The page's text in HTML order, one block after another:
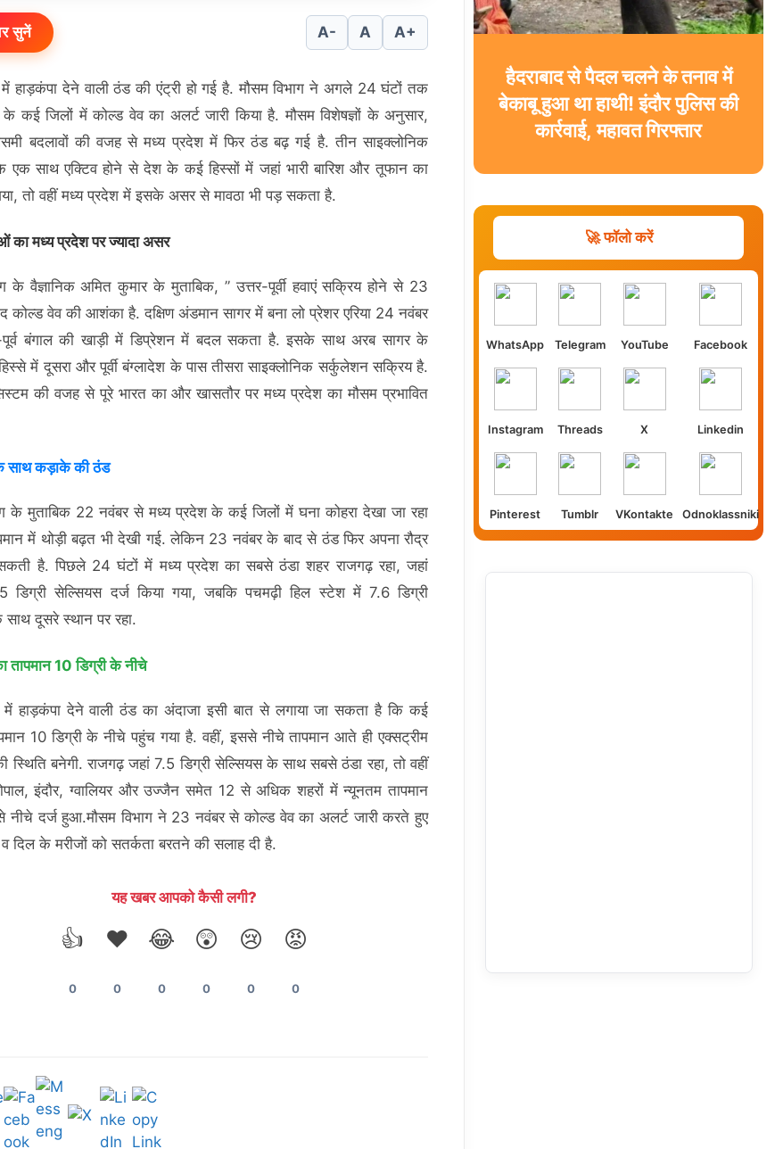
सुनें A- A A+
हाड़कंपा देने वाली ठंड की एंट्री हो गई है. मौसम विभाग ने अगले 24 घंटों तक
कई जिलों में कोल्ड वेव का अलर्ट जारी किया है. मौसम विशेषज्ञों के अनुसार,
बदलावों की वजह से मध्य प्रदेश में फिर ठंड बढ़ गई है. तीन साइक्लोनिक
साथ एक्टिव होने से देश के कई हिस्सों में जहां भारी बारिश और तूफान का
तो वहीं मध्य प्रदेश में इसके असर से मावठा भी पड़ सकता है.
का मध्य प्रदेश पर ज्यादा असर
के वैज्ञानिक अमित कुमार के मुताबिक, ” उत्तर-पूर्वी हवाएं सक्रिय होने से 23
कोल्ड वेव की आशंका है. दक्षिण अंडमान सागर में बना लो प्रेशर एरिया 24 नवंबर
पूर्व बंगाल की खाड़ी में डिप्रेशन में बदल सकता है. इसके साथ अरब सागर के
हिस्से में दूसरा और पूर्वी बंग्लादेश के पास तीसरा साइक्लोनिक सर्कुलेशन सक्रिय है.
की वजह से पूरे भारत का और खासतौर पर मध्य प्रदेश का मौसम प्रभावित
साथ कड़ाके की ठंड
के मुताबिक 22 नवंबर से मध्य प्रदेश के कई जिलों में घना कोहरा देखा जा रहा
में थोड़ी बढ़त भी देखी गई. लेकिन 23 नवंबर के बाद से ठंड फिर अपना रौद्र
है. पिछले 24 घंटों में मध्य प्रदेश का सबसे ठंडा शहर राजगढ़ रहा, जहां
डिग्री सेल्सियस दर्ज किया गया, जबकि पचमढ़ी हिल स्टेश में 7.6 डिग्री
दूसरे स्थान पर रहा.
तापमान 10 डिग्री के नीचे
हाड़कंपा देने वाली ठंड का अंदाजा इसी बात से लगाया जा सकता है कि कई
10 डिग्री के नीचे पहुंच गया है. वहीं, इससे नीचे तापमान आते ही एक्सट्रीम
स्थिति बनेगी. राजगढ़ जहां 7.5 डिग्री सेल्सियस के साथ सबसे ठंडा रहा, तो वहीं
इंदौर, ग्वालियर और उज्जैन समेत 12 से अधिक शहरों में न्यूनतम तापमान
नीचे दर्ज हुआ.मौसम विभाग ने 23 नवंबर से कोल्ड वेव का अलर्ट जारी करते हुए
दिल के मरीजों को सतर्कता बरतने की सलाह दी है.
यह खबर आपको कैसी लगी?
👍
0
❤️
0
😂
0
😲
0
😢
0
😡
0
हैदराबाद से पैदल चलने के तनाव में
बेकाबू हुआ था हाथी! इंदौर पुलिस की
कार्रवाई, महावत गिरफ्तार
🚀 फॉलो करें
WhatsApp Telegram YouTube Facebook
Instagram Threads X Linkedin
Pinterest Tumblr VKontakte Odnoklassniki